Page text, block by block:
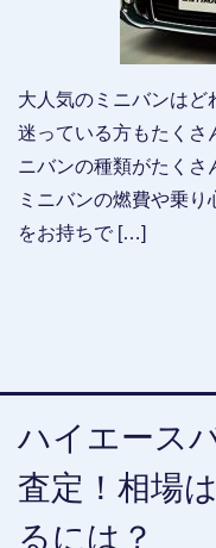
大人気のミニバンはど
迷っている方もたくさ
ニバンの種類がたくさ
ミニバンの燃費や乗
をお持ちで […]
ハイエース
査定！相場
るには？